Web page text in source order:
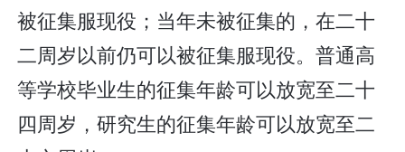
被征集服现役；当年未被征集的，在二十
二周岁以前仍可以被征集服现役。普通高
等学校毕业生的征集年龄可以放宽至二十
四周岁，研究生的征集年龄可以放宽至二